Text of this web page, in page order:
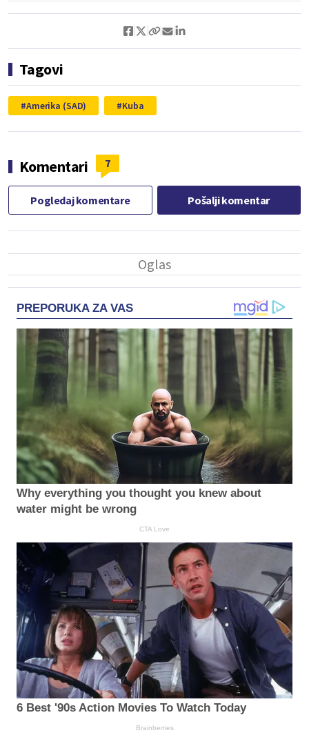
Tagovi
Amerika (SAD) Kuba
Komentari 7
Pogledaj komentare Pošalji komentar
PREPORUKA ZA VAS
Why everything you thought you knew about
water might be wrong
CTA Love
6 Best '90s Action Movies To Watch Today
Brainberries